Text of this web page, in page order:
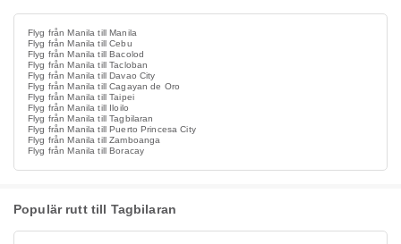
Flyg från Manila till Manila
Flyg från Manila till Cebu
Flyg från Manila till Bacolod
Flyg från Manila till Tacloban
Flyg från Manila till Davao City
Flyg från Manila till Cagayan de Oro
Flyg från Manila till Taipei
Flyg från Manila till Iloilo
Flyg från Manila till Tagbilaran
Flyg från Manila till Puerto Princesa City
Flyg från Manila till Zamboanga
Flyg från Manila till Boracay
Populär rutt till Tagbilaran